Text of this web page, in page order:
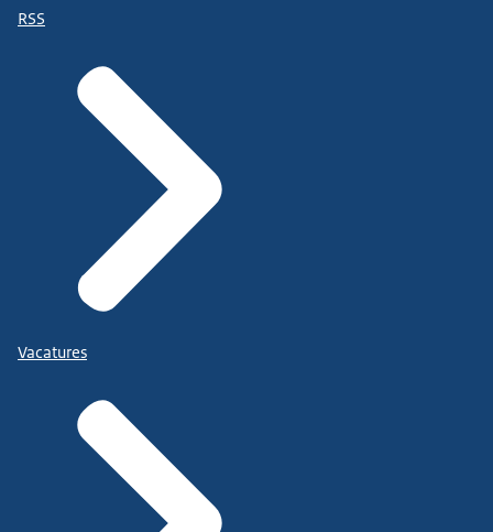
RSS
Vacatures